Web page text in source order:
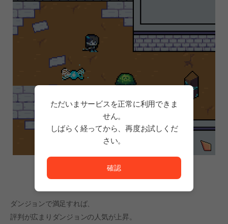
ダンジョンで満足すれば、
評判が広まりダンジョンの人気が上昇。
ただいまサービスを正常に利用できま
せん。
しばらく経ってから、再度お試しくだ
さい。
ただいまサービスを正常に利用できません。<br/>
確認